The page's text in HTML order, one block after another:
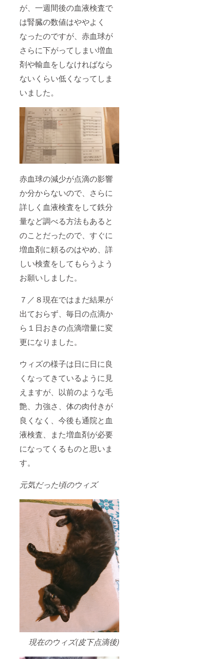
が、一週間後の血液検査で
は腎臓の数値はややよく
なったのですが、赤血球が
さらに下がってしまい増血
剤や輸血をしなければなら
ないくらい低くなってしま
いました。
赤血球の減少が点滴の影響
か分からないので、さらに
詳しく血液検査をして鉄分
量など調べる方法もあると
のことだったので、すぐに
増血剤に頼るのはやめ、詳
しい検査をしてもらうよう
お願いしました。
７／８現在ではまだ結果が
出ておらず、毎日の点滴か
ら１日おきの点滴増量に変
更になりました。
ウィズの様子は日に日に良
くなってきているように見
えますが、以前のような毛
艶、力強さ、体の肉付きが
良くなく、今後も通院と血
液検査、また増血剤が必要
になってくるものと思いま
す。
元気だった頃のウィズ
現在のウィズ(皮下点滴後)